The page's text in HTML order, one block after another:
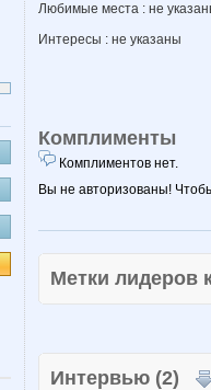
Любимые места : не
Интересы : не указаны
Комплименты
Комплиментов нет.
Вы не авторизованы!
Метки
Интервью (2)